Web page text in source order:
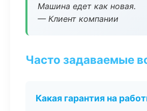
Машина едет как новая.
— Клиент компании
Часто задаваемые
Какая гарантия на